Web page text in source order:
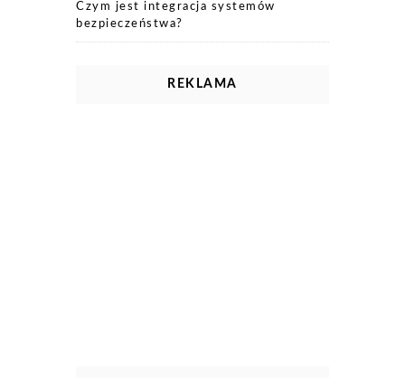
Czym jest integracja systemów
bezpieczeństwa?
REKLAMA